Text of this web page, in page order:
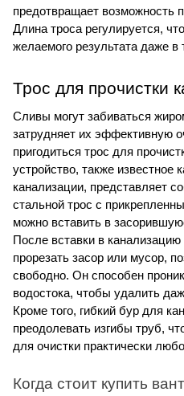
предотвращает возможность
Длина троса регулируется,
желаемого результата даже в
Трос для прочистки
Сливы могут забиваться
затрудняет их эффективную
пригодиться трос для
устройство, также известное
канализации, представляет
стальной трос с
можно вставить в
После вставки в
прорезать засор или мусор,
свободно. Он способен
водостока, чтобы удалить
Кроме того, гибкий бур для
преодолевать изгибы труб,
для очистки практически
Когда стоит купить